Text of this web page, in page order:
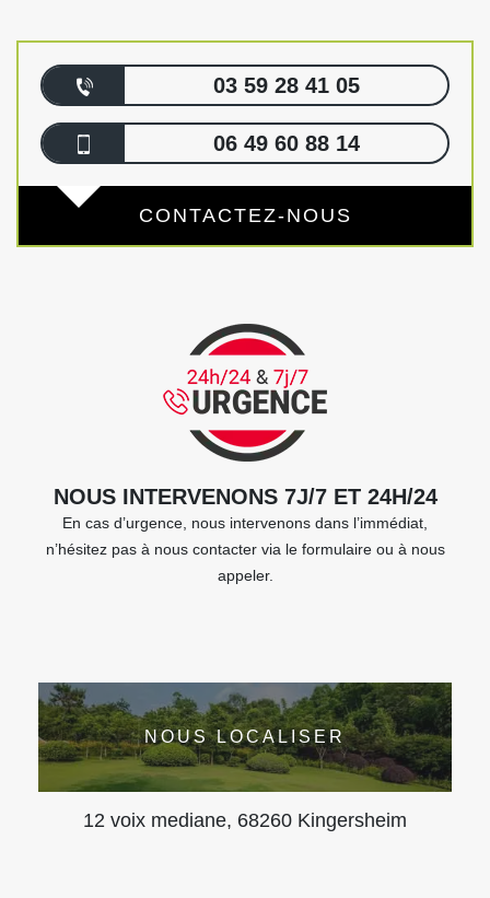
03 59 28 41 05
06 49 60 88 14
CONTACTEZ-NOUS
NOUS INTERVENONS 7J/7 ET 24H/24
En cas d’urgence, nous intervenons dans l’immédiat,
n’hésitez pas à nous contacter via le formulaire ou à nous
appeler.
NOUS LOCALISER
12 voix mediane, 68260 Kingersheim